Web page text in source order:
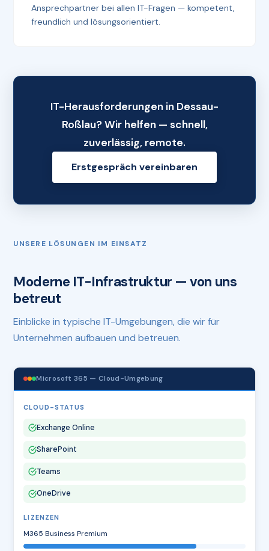
Ansprechpartner bei allen IT-Fragen — kompetent,
freundlich und lösungsorientiert.
IT-Herausforderungen in Dessau-
Roßlau? Wir helfen — schnell,
zuverlässig, remote.
Erstgespräch vereinbaren
UNSERE LÖSUNGEN IM EINSATZ
Moderne IT-Infrastruktur — von uns
betreut
Einblicke in typische IT-Umgebungen, die wir für
Unternehmen aufbauen und betreuen.
Microsoft 365 — Cloud-Umgebung
CLOUD-STATUS
Exchange Online
SharePoint
Teams
OneDrive
LIZENZEN
M365 Business Premium